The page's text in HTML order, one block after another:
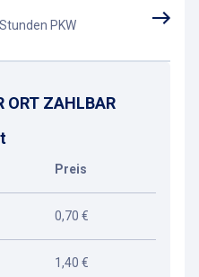
PKW
ORT ZAHLBAR
Preis
0,70 €
1,40 €